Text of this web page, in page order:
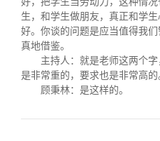
生，和学生做朋友，真正和学
好。你谈的问题是应当值得我
真地借鉴。
主持人：就是老师这两个
是非常重的，要求也是非常高的
顾秉林：是这样的。